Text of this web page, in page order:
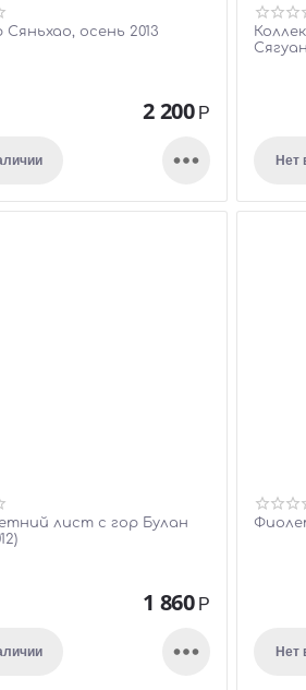
осень 2013
2 200 Р
 Нет
лист с гор Булан
1 860 Р
 Нет